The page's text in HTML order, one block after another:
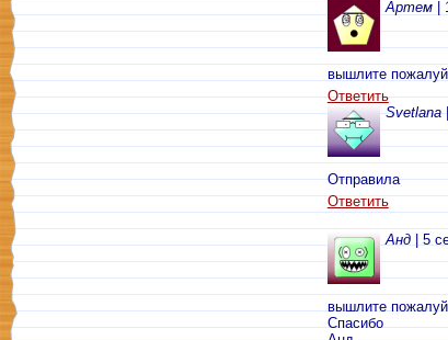
Артем|
вышлите
Ответить
Svetlana|
Отправила
Ответить
Анд| 5
вышлите
Спасибо